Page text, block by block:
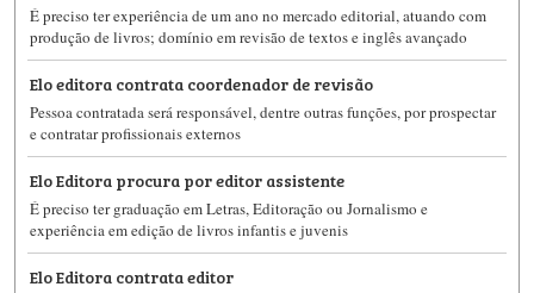
É preciso ter experiência de um ano no mercado editorial, atuando com
produção de livros; domínio em revisão de textos e inglês avançado
Elo editora contrata coordenador de revisão
Pessoa contratada será responsável, dentre outras funções, por prospectar
e contratar profissionais externos
Elo Editora procura por editor assistente
É preciso ter graduação em Letras, Editoração ou Jornalismo e
experiência em edição de livros infantis e juvenis
Elo Editora contrata editor